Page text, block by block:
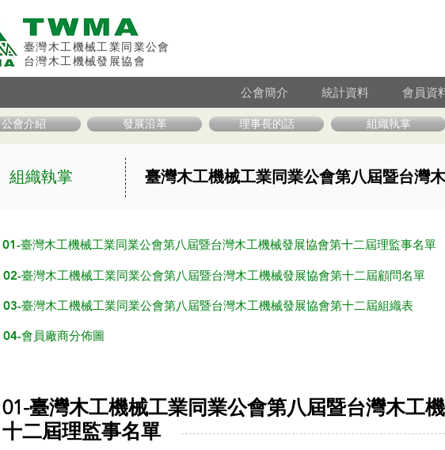
臺灣木工機械工業同業公會
台灣木工機械發展協會
公會簡介 統計資料 會員資
公會介紹 發展沿革 理事長的話 組織執掌
組織執掌 臺灣木工機械工業同業公會第八屆暨台灣
01-臺灣木工機械工業同業公會第八屆暨台灣木工機械發展協會第十二屆理監事名單
02-臺灣木工機械工業同業公會第八屆暨台灣木工機械發展協會第十二屆顧問名單
03-臺灣木工機械工業同業公會第八屆暨台灣木工機械發展協會第十二屆組織表
04-會員廠商分佈圖
01-臺灣木工機械工業同業公會第八屆暨台灣木工
十二屆理監事名單